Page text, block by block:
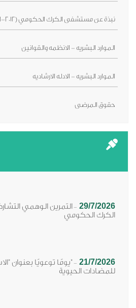
نبذة عن مستشفى الكرك الحكومي (2012-2026)
الموارد البشريه - الانظمه والقوانين
الموارد البشريه - الادله الارشاديه
حقوق المرضى
29/7/2026
-التمرين الوهمي
الكرك الحكومي
21/7/2026
-"يومًا توعويًا بعنوان
للمضادات الحيوية